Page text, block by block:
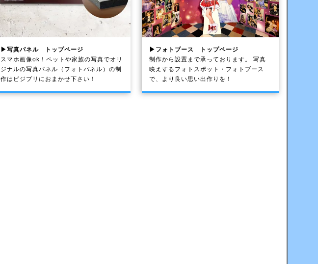
▶写真パネル トップページ
スマホ画像ok！ペットや家族の写真でオリ
ジナルの写真パネル（フォトパネル）の制
作はビジプリにおまかせ下さい！
▶フォトブース トップページ
制作から設置まで承っております。 写真
映えするフォトスポット・フォトブース
で、より良い思い出作りを！